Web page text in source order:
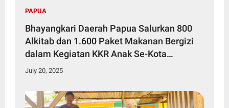
PAPUA
Bhayangkari Daerah Papua Salurkan 800
Alkitab dan 1.600 Paket Makanan Bergizi
dalam Kegiatan KKR Anak Se-Kota
Jayapura
July 20, 2025